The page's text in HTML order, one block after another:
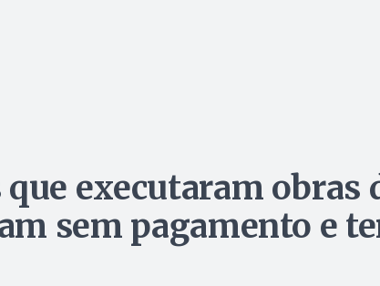
executaram obras
sem pagamento e